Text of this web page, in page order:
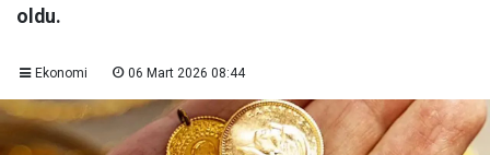
oldu.
Ekonomi 06 Mart 2026 08:44